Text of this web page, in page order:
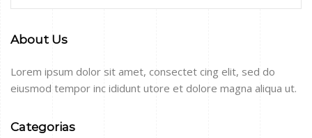
About Us
Lorem ipsum dolor sit amet, consectet cing elit, sed do
eiusmod tempor inc ididunt utore et dolore magna aliqua ut.
Categorias